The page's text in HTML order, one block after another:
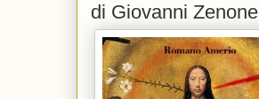
di Giovanni Zenone